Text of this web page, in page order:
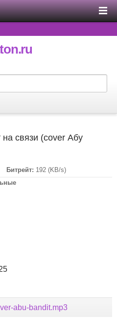
связи (cover Абу
Битрейт: 192 (KB/s)
abu-bandit.mp3